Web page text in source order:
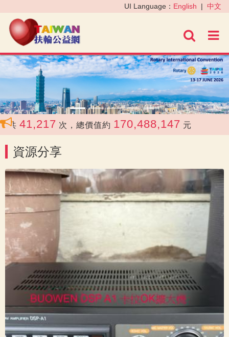
進階
UI Language： English | 中文
‹ ›
41,217 次，總價值約 170,488,147 元
資源分享